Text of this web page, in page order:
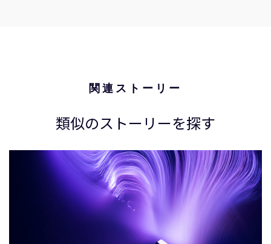
関連ストーリー
類似のストーリーを探す